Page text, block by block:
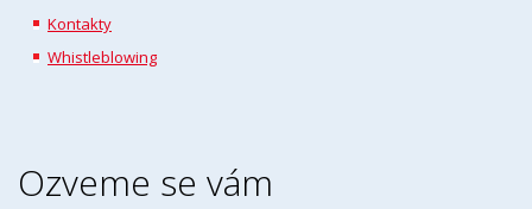
Kontakty
Whistleblowing
Ozveme se vám